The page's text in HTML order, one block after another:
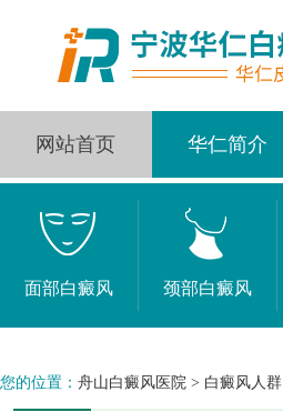
网站首页 华仁简介
面部白癜风 颈部白癜风
您的位置： 舟山白癜风医院 > 白癜风人群